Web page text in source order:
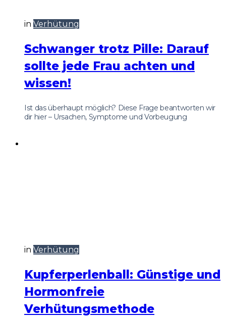
in Verhütung
Schwanger trotz Pille: Darauf
sollte jede Frau achten und
wissen!
Ist das überhaupt möglich? Diese Frage beantworten wir
dir hier – Ursachen, Symptome und Vorbeugung
in Verhütung
Kupferperlenball: Günstige und
Hormonfreie
Verhütungsmethode